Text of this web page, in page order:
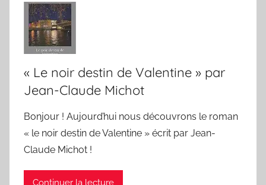
« Le noir destin de Valentine » par
Jean-Claude Michot
Bonjour ! Aujourd’hui nous découvrons le roman
« le noir destin de Valentine » écrit par Jean-
Claude Michot !
Continuer la lecture